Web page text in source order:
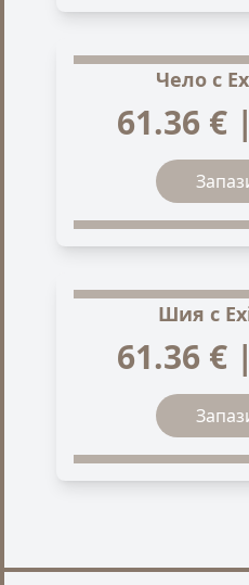
Чело с
61.36 €
Шия с
61.36 €